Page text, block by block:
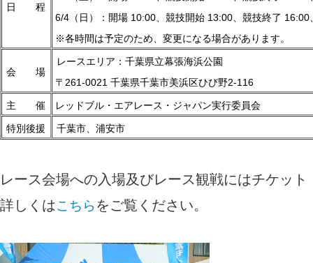
日 程
6/4（日）：開場 10:00、競技開始 13:00、競技終了 16:00
※各時間は予定のため、変更になる場合があります。
会 場
レースエリア：千葉県立幕張海浜公園
〒261-0021 千葉県千葉市美浜区ひび野2-116
主 催 レッドブル・エアレース・ジャパン実行委員会
特別後援 千葉市、浦安市
レース会場への入場及びレース観戦にはチケット
詳しくはこちら をご覧ください。